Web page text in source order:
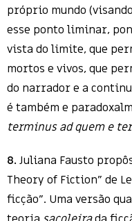
próprio mundo
esse ponto liminar,
vista do limite, que
mortos e vivos, que
do narrador e a
é também e
terminus ad quem e
8. Juliana Fausto
Theory of Fiction” de
ficção”. Uma versão